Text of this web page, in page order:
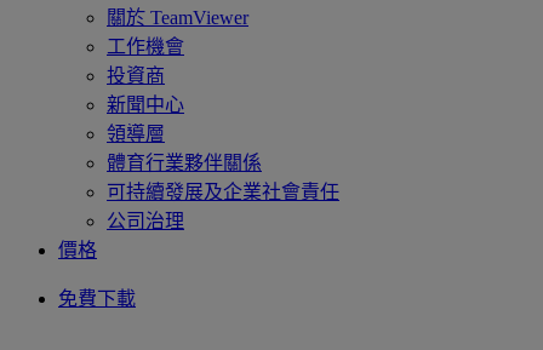
關於 TeamViewer
工作機會
投資商
新聞中心
領導層
體育行業夥伴關係
可持續發展及企業社會責任
公司治理
價格
免費下載